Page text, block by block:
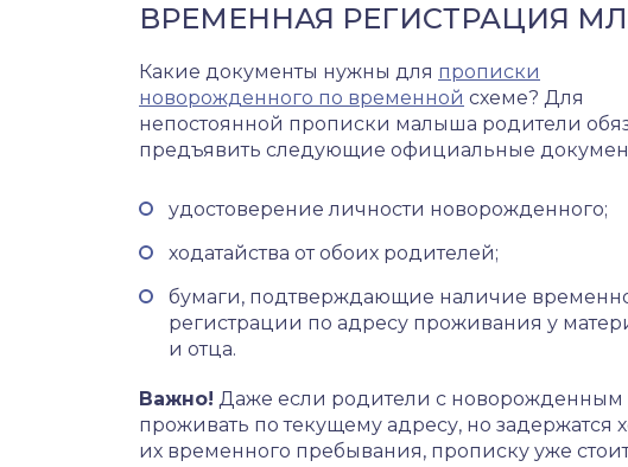
ВРЕМЕННАЯ РЕГИСТРАЦИЯ
Какие документы нужны для прописки
новорожденного по временной схеме? Для
непостоянной прописки малыша родители
предъявить следующие официальные
удостоверение личности новорожденного;
ходатайства от обоих родителей;
бумаги, подтверждающие наличие
регистрации по адресу проживания у
и отца.
Важно! Даже если родители с новорожденным
проживать по текущему адресу, но задержатся
их временного пребывания, прописку уже